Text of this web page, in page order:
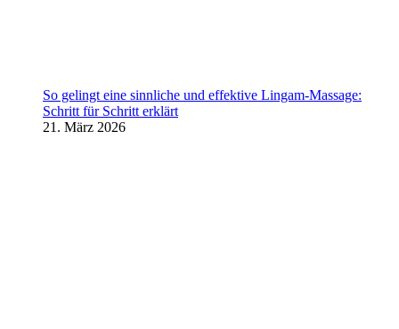
So gelingt eine sinnliche und effektive Lingam-Massage:
Schritt für Schritt erklärt
21. März 2026